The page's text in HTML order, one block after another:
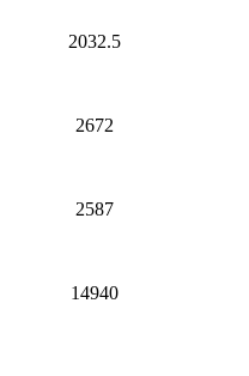
2032.5
2672
2587
14940